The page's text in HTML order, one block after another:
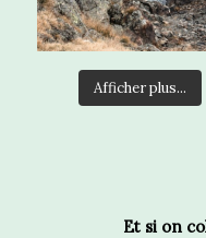
Afficher plus...
Et si on